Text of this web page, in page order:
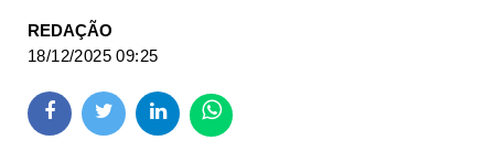
REDAÇÃO
18/12/2025 09:25